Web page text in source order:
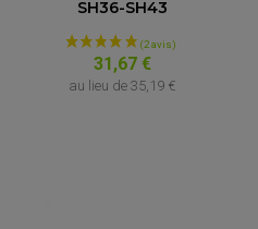
SH36-SH43
31,67 €
au lieu de 35,19 €